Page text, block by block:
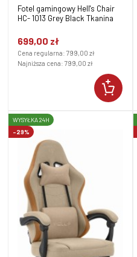
Fotel gamingowy Hell's Chair
HC- 1013 Grey Black Tkanina
699,00 zł
Cena regularna: 799,00 zł
Najniższa cena: 799,00 zł
-29%
WYSYŁKA 24H